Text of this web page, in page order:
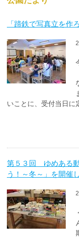
「蹄鉄で写真立を作
いことに、受付当日に
第５３回 ゆめある
う！～冬～」を開